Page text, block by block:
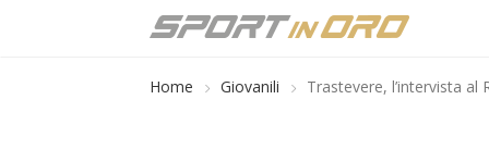
Home Giovanili Trastevere, l’intervista